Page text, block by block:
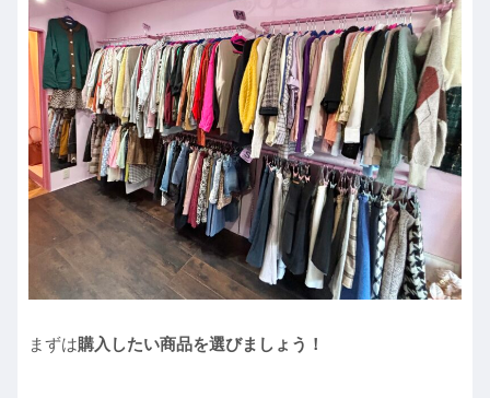
まずは購入したい商品を選びましょう！